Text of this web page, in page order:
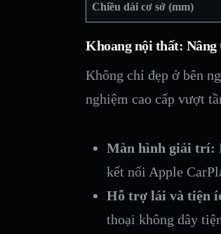
Chiều dài cơ sở (mm)
Khoang nội thất: Nâng
Không chỉ đẹp ở bên
nghiệm cao cấp vượt
Màn hình giải trí:
kết nối Apple
Hỗ trợ lái và tiện
thoại không dây